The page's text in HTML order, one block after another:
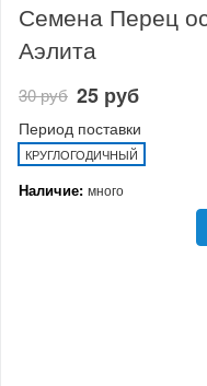
Семена Перец
Аэлита
30 руб 25 руб
Период поставки
КРУГЛОГОДИЧНЫЙ
Наличие: много